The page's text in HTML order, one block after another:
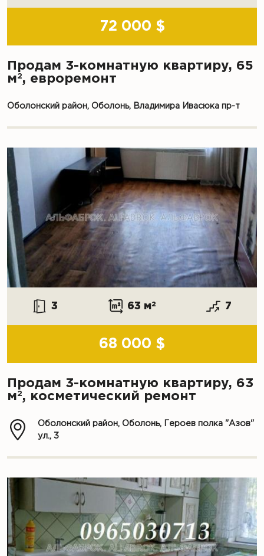
72 000 $
Продам 3-комнатную квартиру, 65
м2, евроремонт
Оболонский район, Оболонь, Владимира Ивасюка пр-т
3 63 м2 7
68 000 $
Продам 3-комнатную квартиру, 63
м2, косметический ремонт
Оболонский район, Оболонь, Героев полка "Азов"
ул., 3